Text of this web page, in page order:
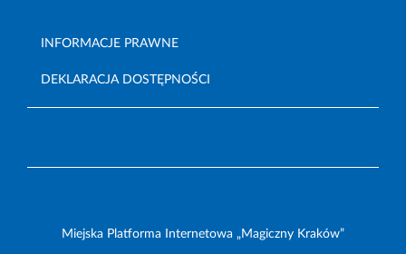
INFORMACJE PRAWNE
DEKLARACJA DOSTĘPNOŚCI
Miejska Platforma Internetowa „Magiczny Kraków”